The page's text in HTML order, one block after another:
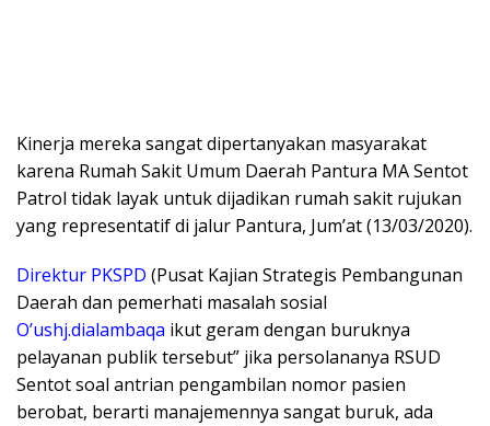
Kinerja mereka sangat dipertanyakan masyarakat
karena Rumah Sakit Umum Daerah Pantura MA Sentot
Patrol tidak layak untuk dijadikan rumah sakit rujukan
yang representatif di jalur Pantura, Jum’at (13/03/2020).
Direktur PKSPD (Pusat Kajian Strategis Pembangunan
Daerah dan pemerhati masalah sosial
O’ushj.dialambaqa ikut geram dengan buruknya
pelayanan publik tersebut” jika persolananya RSUD
Sentot soal antrian pengambilan nomor pasien
berobat, berarti manajemennya sangat buruk, ada